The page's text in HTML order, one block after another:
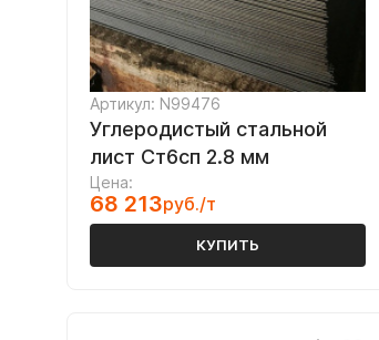
Артикул: N99476
Углеродистый стальной
лист Ст6сп 2.8 мм
Цена:
68 213руб./т
КУПИТЬ